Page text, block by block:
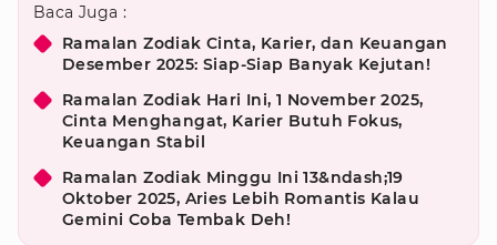
Baca Juga :
Ramalan Zodiak Cinta, Karier, dan Keuangan
Desember 2025: Siap-Siap Banyak Kejutan!
Ramalan Zodiak Hari Ini, 1 November 2025,
Cinta Menghangat, Karier Butuh Fokus,
Keuangan Stabil
Ramalan Zodiak Minggu Ini 13&ndash;19
Oktober 2025, Aries Lebih Romantis Kalau
Gemini Coba Tembak Deh!